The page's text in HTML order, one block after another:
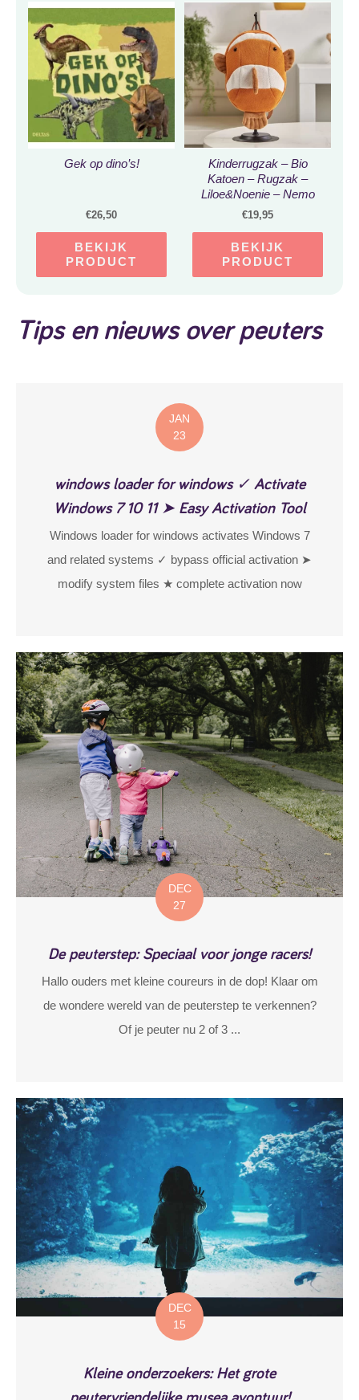
Gek op dino’s!
€26,50
BEKIJK
PRODUCT
Kinderrugzak – Bio
Katoen – Rugzak –
Liloe&Noenie – Nemo
Rugzak – Rugzak
– Schooltas –
Kinderrugtas – Rugtas –
Jongen
€19,95
BEKIJK
PRODUCT
Tips en nieuws over peuters
JAN
23
windows loader for windows ✓ Activate
Windows 7 10 11 ➤ Easy Activation Tool
Windows loader for windows activates Windows 7
and related systems ✓ bypass official activation ➤
modify system files ★ complete activation now
DEC
27
De peuterstep: Speciaal voor jonge racers!
Hallo ouders met kleine coureurs in de dop! Klaar om
de wondere wereld van de peuterstep te verkennen?
Of je peuter nu 2 of 3 ...
DEC
15
Kleine onderzoekers: Het grote